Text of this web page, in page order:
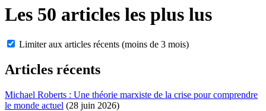
Les 50 articles les plus lus
Limiter aux articles récents (moins de 3 mois)
Articles récents
Michael Roberts : Une théorie marxiste de la crise pour comprendre
le monde actuel (28 juin 2026)